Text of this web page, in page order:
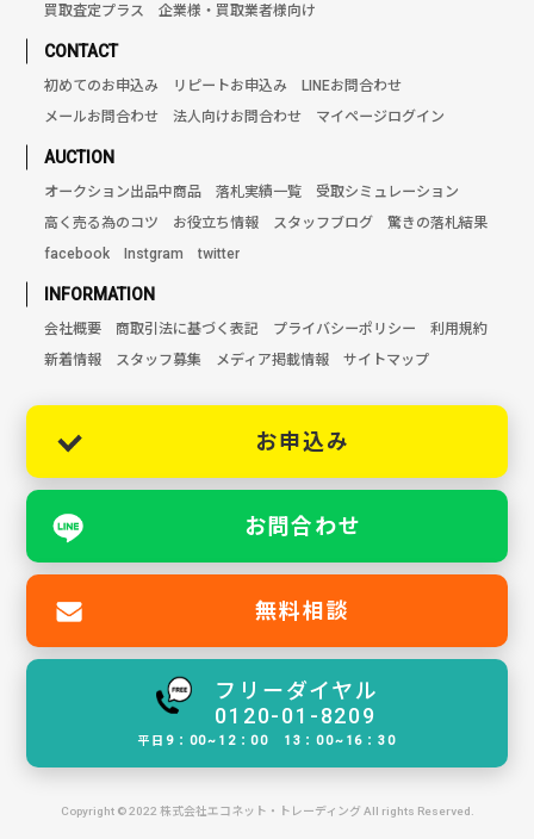
買取査定プラス
企業様・買取業者様向け
CONTACT
初めてのお申込み リピートお申込み
LINEお問合わせ
メールお問合わせ
法人向けお問合わせ マイページログイン
AUCTION
オークション出品中商品 落札実績一覧
受取シミュレーション
高く売る為のコツ
お役立ち情報 スタッフブログ
驚きの落札結果
facebook
Instgram twitter
INFORMATION
会社概要 商取引法に基づく表記 プライバシーポリシー
利用規約
新着情報
スタッフ募集 メディア掲載情報 サイトマップ
お申込み
お問合わせ
無料相談
フリーダイヤル
0120-01-8209
平日9：00~12：00 13：00~16：30
Copyright © 2022 株式会社エコネット・トレーディング All rights Reserved.